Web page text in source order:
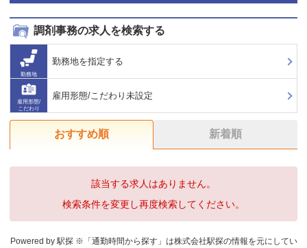
調剤事務の求人を検索する
勤務地
勤務地を指定する
雇用形態/
こだわり
雇用形態/こだわり未設定
おすすめ順 新着順
該当する求人はありません。
検索条件を変更し再度検索してください。
Powered by 駅探 ※「通勤時間から探す」は株式会社駅探の情報を元にしてい